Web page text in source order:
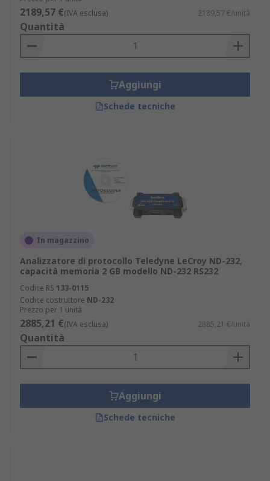
2189,57 €(IVA esclusa) 2189,57 €/unità
Quantità
Aggiungi
Schede tecniche
In magazzino
Analizzatore di protocollo Teledyne LeCroy ND-232,
capacità memoria 2 GB modello ND-232 RS232
Codice RS 133-0115
Codice costruttore ND-232
Prezzo per 1 unità
2885,21 €(IVA esclusa) 2885,21 €/unità
Quantità
Aggiungi
Schede tecniche